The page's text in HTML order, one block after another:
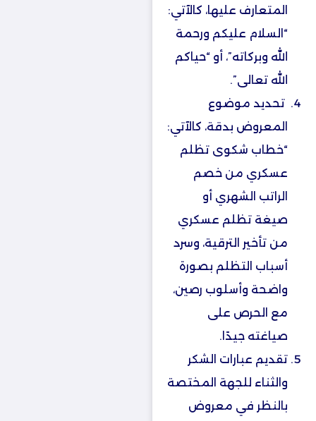
المتعارف عليها، كالآتي:
“السلام عليكم ورحمة
الله وبركاته”، أو “حياكم
الله تعالى”.
‏تحديد موضوع
المعروض بدقة، كالآتي:
“خطاب شكوى تظلم
عسكري من خصم
الراتب الشهري أو
صيغة تظلم عسكري
من تأخير الترقية، وسرد
أسباب التظلم بصورة
واضحة وأسلوب رصين،
مع الحرص على
صياغته جيدًا.
تقديم عبارات الشكر
والثناء للجهة المختصة
بالنظر في معروض